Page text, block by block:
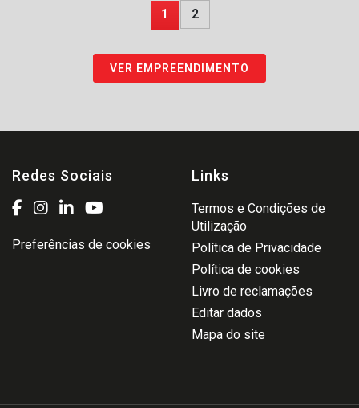
1 2
VER EMPREENDIMENTO
Redes Sociais
Preferências de cookies
Links
Termos e Condições de
Utilização
Política de Privacidade
Política de cookies
Livro de reclamações
Editar dados
Mapa do site